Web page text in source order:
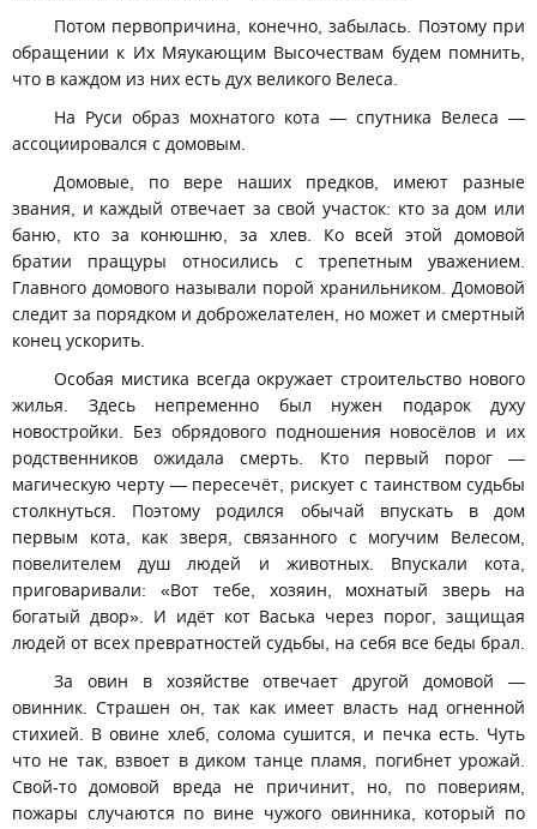
Потом первопричина, конечно, забылась. Поэтому при
обращении к Их Мяукающим Высочествам будем помнить,
что в каждом из них есть дух великого Велеса.
На Руси образ мохнатого кота — спутника Велеса —
ассоциировался с домовым.
Домовые, по вере наших предков, имеют разные
звания, и каждый отвечает за свой участок: кто за дом или
баню, кто за конюшню, за хлев. Ко всей этой домовой
братии пращуры относились с трепетным уважением.
Главного домового называли порой хранильником. Домовой
следит за порядком и доброжелателен, но может и смертный
конец ускорить.
Особая мистика всегда окружает строительство нового
жилья. Здесь непременно был нужен подарок духу
новостройки. Без обрядового подношения новосёлов и их
родственников ожидала смерть. Кто первый порог —
магическую черту — пересечёт, рискует с таинством судьбы
столкнуться. Поэтому родился обычай впускать в дом
первым кота, как зверя, связанного с могучим Велесом,
повелителем душ людей и животных. Впускали кота,
приговаривали: «Вот тебе, хозяин, мохнатый зверь на
богатый двор». И идёт кот Васька через порог, защищая
людей от всех превратностей судьбы, на себя все беды брал.
За овин в хозяйстве отвечает другой домовой —
овинник. Страшен он, так как имеет власть над огненной
стихией. В овине хлеб, солома сушится, и печка есть. Чуть
что не так, взвоет в диком танце пламя, погибнет урожай.
Свой-то домовой вреда не причинит, но, по повериям,
пожары случаются по вине чужого овинника, который по